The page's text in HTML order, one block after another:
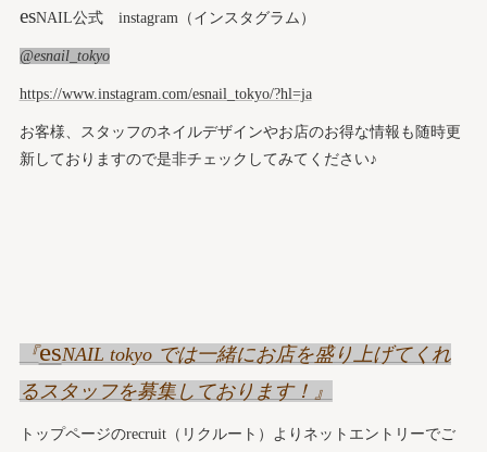
esNAIL公式 instagram（インスタグラム）
@esnail_tokyo
https://www.instagram.com/esnail_tokyo/?hl=ja
お客様、スタッフのネイルデザインやお店のお得な情報も随時更
新しておりますので是非チェックしてみてください♪
『esNAIL tokyo では一緒にお店を盛り上げてくれ
るスタッフを募集しております！』
トップページのrecruit（リクルート）よりネットエントリーでご